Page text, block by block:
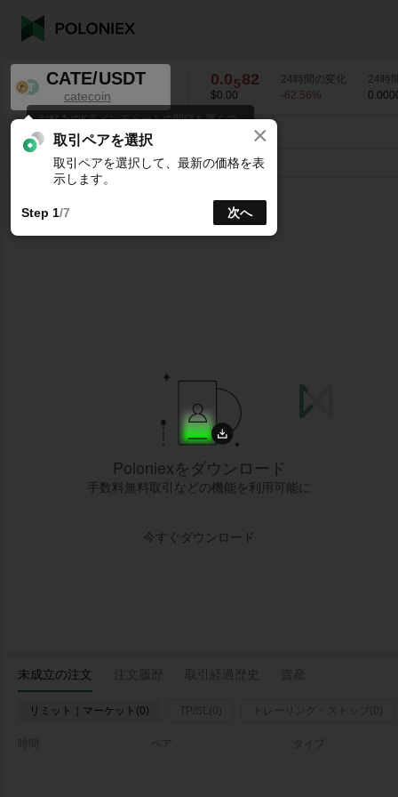
CATE/USDT
catecoin
0.0582
$0.00
24時間の変化
-62.56%
24時
CATE/USDT -62.56 % 0.0 582
15分 1時4時1日1週
未成立の注文 注文履歴 取引経過歴史 資産
リミット｜マーケット(0) TP/SL(0) トレーリング・ストップ(0)
時間
Poloniexをダウンロード
手数料無料取引などの機能を利用可能に
今すぐダウンロード
お好みのKラインチャートの間隔を選んで
ください。
×
取引ペアを選択
取引ペアを選択して、最新の価格を表
示します。
Step 1/7 次へ